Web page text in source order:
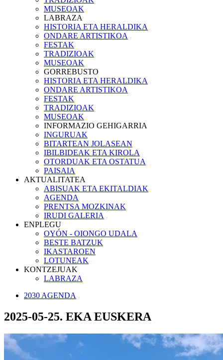
MUSEOAK
LABRAZA
HISTORIA ETA HERALDIKA
ONDARE ARTISTIKOA
FESTAK
TRADIZIOAK
MUSEOAK
GORREBUSTO
HISTORIA ETA HERALDIKA
ONDARE ARTISTIKOA
FESTAK
TRADIZIOAK
MUSEOAK
INFORMAZIO GEHIGARRIA
INGURUAK
BITARTEAN JOLASEAN
IBILBIDEAK ETA KIROLA
OTORDUAK ETA OSTATUA
PAISAIA
AKTUALITATEA
ABISUAK ETA EKITALDIAK
AGENDA
PRENTSA MOZKINAK
IRUDI GALERIA
ENPLEGU
OYÓN - OIONGO UDALA
BESTE BATZUK
IKASTAROEN
LOTUNEAK
KONTZEJUAK
LABRAZA
2030 AGENDA
2025-05-25. EKA EUSKERA